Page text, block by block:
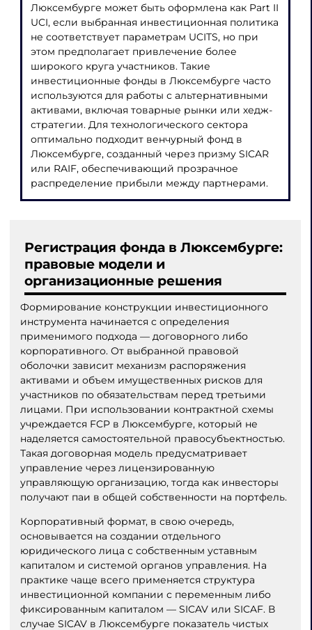
Люксембурге может быть оформлена как Part II
UCI, если выбранная инвестиционная политика
не соответствует параметрам UCITS, но при
этом предполагает привлечение более
широкого круга участников. Такие
инвестиционные фонды в Люксембурге часто
используются для работы с альтернативными
активами, включая товарные рынки или хедж-
стратегии. Для технологического сектора
оптимально подходит венчурный фонд в
Люксембурге, созданный через призму SICAR
или RAIF, обеспечивающий прозрачное
распределение прибыли между партнерами.
Регистрация фонда в Люксембурге:
правовые модели и
организационные решения
Формирование конструкции инвестиционного
инструмента начинается с определения
применимого подхода — договорного либо
корпоративного. От выбранной правовой
оболочки зависит механизм распоряжения
активами и объем имущественных рисков для
участников по обязательствам перед третьими
лицами. При использовании контрактной схемы
учреждается FCP в Люксембурге, который не
наделяется самостоятельной правосубъектностью.
Такая договорная модель предусматривает
управление через лицензированную
управляющую организацию, тогда как инвесторы
получают паи в общей собственности на портфель.
Корпоративный формат, в свою очередь,
основывается на создании отдельного
юридического лица с собственным уставным
капиталом и системой органов управления. На
практике чаще всего применяется структура
инвестиционной компании с переменным либо
фиксированным капиталом — SICAV или SICAF. В
случае SICAV в Люксембурге показатель чистых